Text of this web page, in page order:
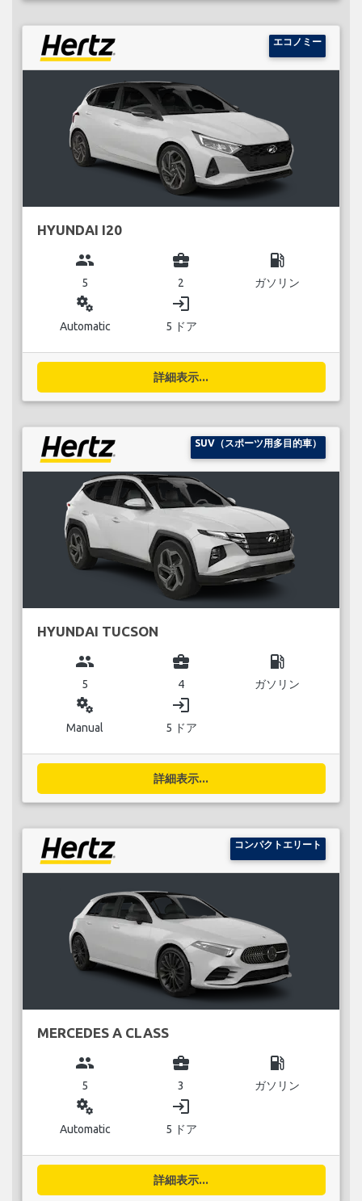
エコノミー
HYUNDAI I20
group
5
business_center
2
local_gas_station
ガソリン
miscellaneous_services
Automatic
login
5 ドア
詳細表示...
SUV（スポーツ用多目的車）
HYUNDAI TUCSON
group
5
business_center
4
local_gas_station
ガソリン
miscellaneous_services
Manual
login
5 ドア
詳細表示...
コンパクトエリート
MERCEDES A CLASS
group
5
business_center
3
local_gas_station
ガソリン
miscellaneous_services
Automatic
login
5 ドア
詳細表示...